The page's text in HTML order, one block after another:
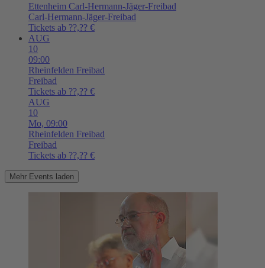
Ettenheim Carl-Hermann-Jäger-Freibad
Carl-Hermann-Jäger-Freibad
Tickets ab ??,?? €
AUG
10
09:00
Rheinfelden Freibad
Freibad
Tickets ab ??,?? €
AUG
10
Mo, 09:00
Rheinfelden Freibad
Freibad
Tickets ab ??,?? €
Mehr Events laden